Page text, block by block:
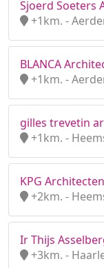
Sjoerd Soeters
+1km. -
BLANCA
+1km. -
gilles trevetin
+1km. -
KPG
+2km. -
Ir Thijs
+3km. -